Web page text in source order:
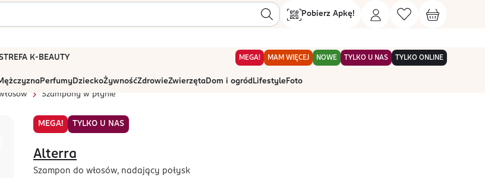
Pobierz Apkę!
K-BEAUTY MEGA! MAM WIĘCEJ NOWE TYLKO U NAS TYLKO ONLINE
PerfumyDzieckoŻywnośćZdrowieZwierzętaDom i ogród Lifestyle Foto
Szampony w płynie
MEGA! TYLKO U NAS
Alterra
Szampon do włosów, nadający połysk